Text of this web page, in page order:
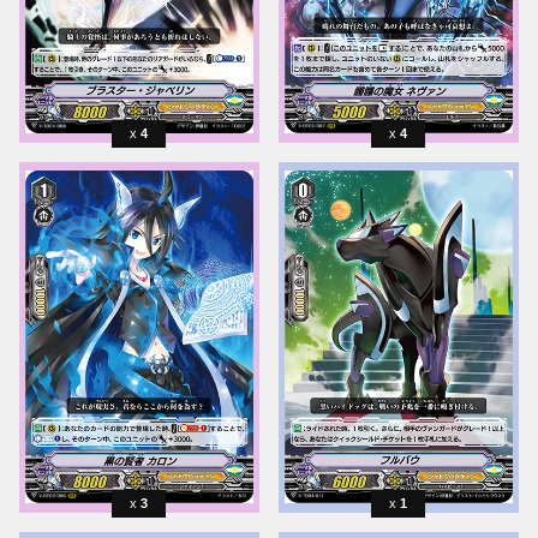
4 4
3 1